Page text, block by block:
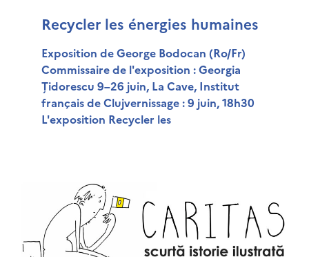
Recycler les énergies humaines
Exposition de George Bodocan (Ro/Fr)
Commissaire de l'exposition : Georgia
Țidorescu 9–26 juin, La Cave, Institut
français de Clujvernissage : 9 juin, 18h30
L'exposition Recycler les